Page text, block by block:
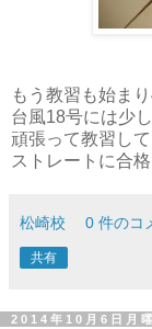
もう教習も始まり
台風18号には少
頑張って教習し
ストレートに合
松崎校 0 件のコ
共有
2014年10月6日月曜